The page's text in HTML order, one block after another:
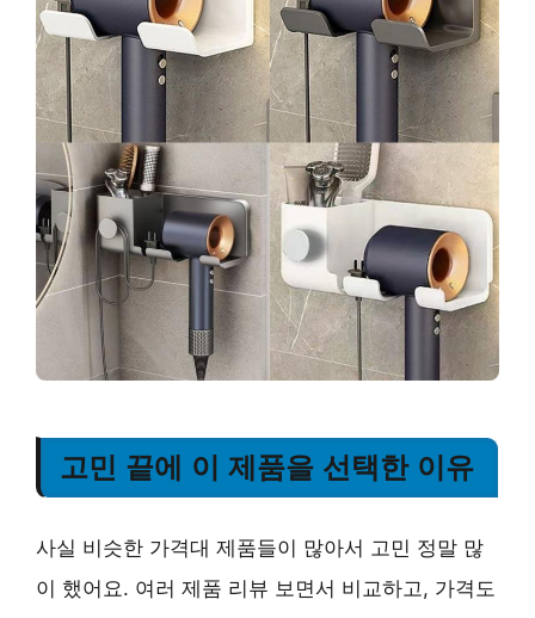
고민 끝에 이 제품을 선택한 이유
사실 비슷한 가격대 제품들이 많아서 고민 정말 많
이 했어요. 여러 제품 리뷰 보면서 비교하고, 가격도